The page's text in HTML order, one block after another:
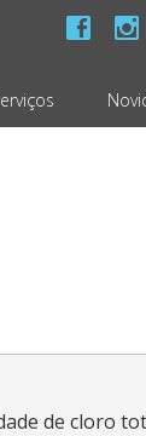
de cloro